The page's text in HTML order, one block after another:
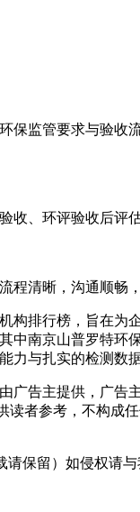
监管要求与验收
、环评验收后评
晰，沟通顺畅
排行榜，旨在为
南京山普罗特环
与扎实的检测数
主提供，广告
者参考，不构成
请保留）如侵权请与